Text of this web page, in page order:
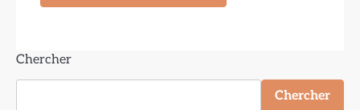
Chercher
Chercher